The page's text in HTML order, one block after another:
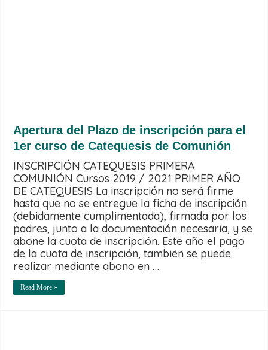
Apertura del Plazo de inscripción para el
1er curso de Catequesis de Comunión
INSCRIPCIÓN CATEQUESIS PRIMERA
COMUNIÓN Cursos 2019 / 2021 PRIMER AÑO
DE CATEQUESIS La inscripción no será firme
hasta que no se entregue la ficha de inscripción
(debidamente cumplimentada), firmada por los
padres, junto a la documentación necesaria, y se
abone la cuota de inscripción. Este año el pago
de la cuota de inscripción, también se puede
realizar mediante abono en …
Read More »